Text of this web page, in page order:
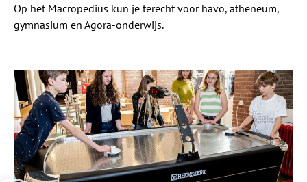
Op het Macropedius kun je terecht voor havo, atheneum,
gymnasium en Agora-onderwijs.